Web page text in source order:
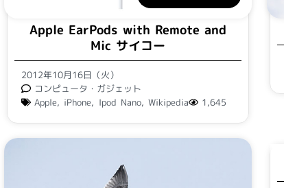
Apple EarPods with Remote and
Mic サイコー
2012年10月16日（火）
コンピュータ・ガジェット
Apple, iPhone, Ipod Nano, Wikipedia 1,645